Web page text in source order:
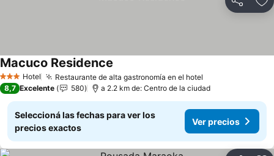
Compartir
3 Estrellas
Hotel Restaurante de alta gastronomía en el hotel
Macuco Residence
8,7 Excelente 580 a 2.2 km de: Centro de la ciudad
Seleccioná las fechas para ver los
precios exactos
Ver precios